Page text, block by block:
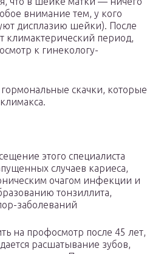
внимание тем, у кого
дисплазию шейки). После
климактерический период,
к гинекологу-
скачки, которые
этого специалиста
случаев кариеса,
очагом инфекции и
тонзиллита,
заболеваний
на профосмотр после 45 лет,
расшатывание зубов,